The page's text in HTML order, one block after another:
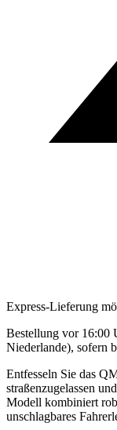
Express-Lieferung
Bestellung vor 16:00
Niederlande), sofern
Entfesseln Sie das
straßenzugelassen
Modell kombiniert
unschlagbares